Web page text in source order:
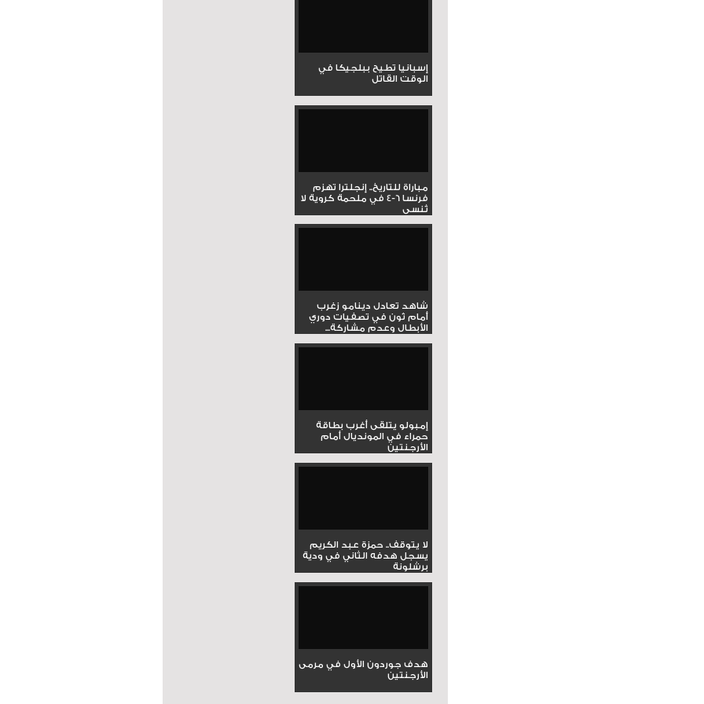
إسبانيا تطيح ببلجيكا في
الوقت القاتل
مباراة للتاريخ.. إنجلترا تهزم
فرنسا 6-4 في ملحمة كروية لا
تُنسى
شاهد تعادل دينامو زغرب
أمام ثون في تصفيات دوري
الأبطال وعدم مشاركة...
إمبولو يتلقى أغرب بطاقة
حمراء في المونديال أمام
الأرجنتين
لا يتوقف.. حمزة عبد الكريم
يسجل هدفه الثاني في ودية
برشلونة
هدف جوردون الأول في مرمى
الأرجنتين